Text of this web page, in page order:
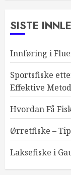
SISTE
Innføring i
Sportsfiske
Effektive
Hvordan Få
Ørretfiske –
Laksefiske i